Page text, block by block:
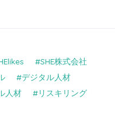
SHE株式会社
デジタル人材
人材
リスキリング